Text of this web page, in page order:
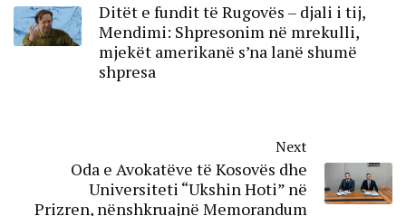
Ditët e fundit të Rugovës – djali i tij,
Mendimi: Shpresonim në mrekulli,
mjekët amerikanë s’na lanë shumë
shpresa
Next
Oda e Avokatëve të Kosovës dhe
Universiteti “Ukshin Hoti” në
Prizren, nënshkruajnë Memorandum